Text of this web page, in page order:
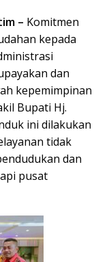
– Komitmen
kepada
dan
kepemimpinan
Bupati Hj.
ini dilakukan
tidak
dan
pusat